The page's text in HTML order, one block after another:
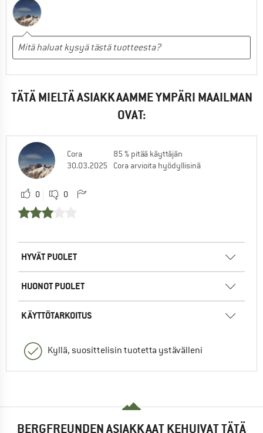
TÄTÄ MIELTÄ ASIAKKAAMME YMPÄRI MAAILMAN
OVAT:
Cora
30.03.2025
85 % pitää käyttäjän
Cora arvioita hyödyllisinä
0 0
HYVÄT PUOLET
HUONOT PUOLET
KÄYTTÖTARKOITUS
Kyllä, suosittelisin tuotetta ystävälleni
BERGFREUNDEN ASIAKKAAT KEHUIVAT TÄTÄ